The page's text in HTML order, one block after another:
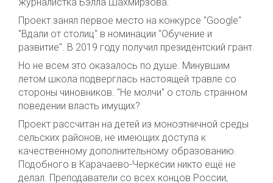
Проект занял первое место на конкурсе "Google"
"Вдали от столиц" в номинации "Обучение и
развитие". В 2019 году получил президентский грант.
Но не всем это оказалось по душе. Минувшим
летом школа подверглась настоящей травле со
стороны чиновников. "Не молчи" о столь странном
поведении власть имущих?
Проект рассчитан на детей из моноэтничной среды
сельских районов, не имеющих доступа к
качественному дополнительному образованию.
Подобного в Карачаево-Черкесии никто ещё не
делал. Преподаватели со всех концов России,